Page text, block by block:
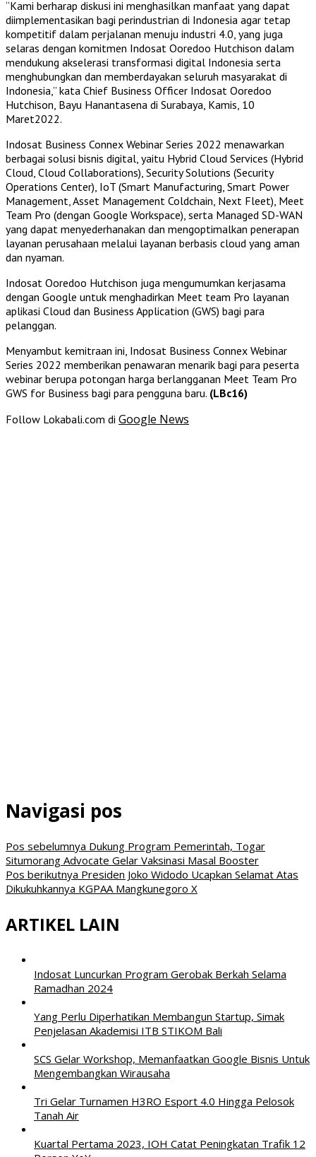
“Kami berharap diskusi ini menghasilkan manfaat yang dapat
diimplementasikan bagi perindustrian di Indonesia agar tetap
kompetitif dalam perjalanan menuju industri 4.0, yang juga
selaras dengan komitmen Indosat Ooredoo Hutchison dalam
mendukung akselerasi transformasi digital Indonesia serta
menghubungkan dan memberdayakan seluruh masyarakat di
Indonesia,” kata Chief Business Officer Indosat Ooredoo
Hutchison, Bayu Hanantasena di Surabaya, Kamis, 10
Maret2022.
Indosat Business Connex Webinar Series 2022 menawarkan
berbagai solusi bisnis digital, yaitu Hybrid Cloud Services (Hybrid
Cloud, Cloud Collaborations), Security Solutions (Security
Operations Center), IoT (Smart Manufacturing, Smart Power
Management, Asset Management Coldchain, Next Fleet), Meet
Team Pro (dengan Google Workspace), serta Managed SD-WAN
yang dapat menyederhanakan dan mengoptimalkan penerapan
layanan perusahaan melalui layanan berbasis cloud yang aman
dan nyaman.
Indosat Ooredoo Hutchison juga mengumumkan kerjasama
dengan Google untuk menghadirkan Meet team Pro layanan
aplikasi Cloud dan Business Application (GWS) bagi para
pelanggan.
Menyambut kemitraan ini, Indosat Business Connex Webinar
Series 2022 memberikan penawaran menarik bagi para peserta
webinar berupa potongan harga berlangganan Meet Team Pro
GWS for Business bagi para pengguna baru. (LBc16)
Follow Lokabali.com di Google News
Navigasi pos
Pos sebelumnya Dukung Program Pemerintah, Togar
Situmorang Advocate Gelar Vaksinasi Masal Booster
Pos berikutnya Presiden Joko Widodo Ucapkan Selamat Atas
Dikukuhkannya KGPAA Mangkunegoro X
ARTIKEL LAIN
Indosat Luncurkan Program Gerobak Berkah Selama
Ramadhan 2024
Yang Perlu Diperhatikan Membangun Startup, Simak
Penjelasan Akademisi ITB STIKOM Bali
SCS Gelar Workshop, Memanfaatkan Google Bisnis Untuk
Mengembangkan Wirausaha
Tri Gelar Turnamen H3RO Esport 4.0 Hingga Pelosok
Tanah Air
Kuartal Pertama 2023, IOH Catat Peningkatan Trafik 12